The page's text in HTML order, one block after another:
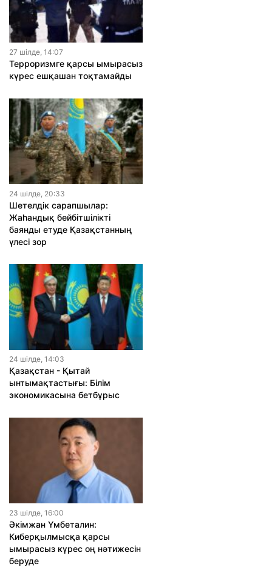
27 шiлде, 14:07
Терроризмге қарсы ымырасыз
күрес ешқашан тоқтамайды
24 шiлде, 20:33
Шетелдік сарапшылар:
Жаһандық бейбітшілікті
баянды етуде Қазақстанның
үлесі зор
24 шiлде, 14:03
Қазақстан - Қытай
ынтымақтастығы: Білім
экономикасына бетбұрыс
23 шiлде, 16:00
Әкімжан Үмбеталин:
Киберқылмысқа қарсы
ымырасыз күрес оң нәтижесін
беруде